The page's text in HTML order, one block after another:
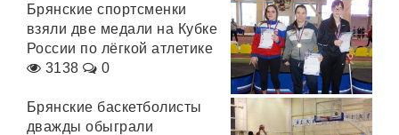
Брянские спортсменки
взяли две медали на Кубке
России по лёгкой атлетике
3138
0
Брянские баскетболисты
дважды обыграли